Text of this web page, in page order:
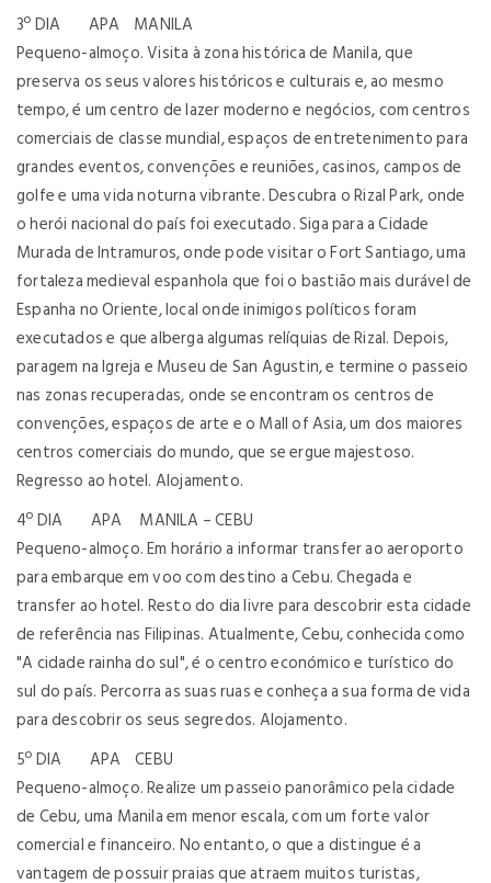
3º DIA APA MANILA
Pequeno-almoço. Visita à zona histórica de Manila, que
preserva os seus valores históricos e culturais e, ao mesmo
tempo, é um centro de lazer moderno e negócios, com centros
comerciais de classe mundial, espaços de entretenimento para
grandes eventos, convenções e reuniões, casinos, campos de
golfe e uma vida noturna vibrante. Descubra o Rizal Park, onde
o herói nacional do país foi executado. Siga para a Cidade
Murada de Intramuros, onde pode visitar o Fort Santiago, uma
fortaleza medieval espanhola que foi o bastião mais durável de
Espanha no Oriente, local onde inimigos políticos foram
executados e que alberga algumas relíquias de Rizal. Depois,
paragem na Igreja e Museu de San Agustin, e termine o passeio
nas zonas recuperadas, onde se encontram os centros de
convenções, espaços de arte e o Mall of Asia, um dos maiores
centros comerciais do mundo, que se ergue majestoso.
Regresso ao hotel. Alojamento.
4º DIA APA MANILA – CEBU
Pequeno-almoço. Em horário a informar transfer ao aeroporto
para embarque em voo com destino a Cebu. Chegada e
transfer ao hotel. Resto do dia livre para descobrir esta cidade
de referência nas Filipinas. Atualmente, Cebu, conhecida como
"A cidade rainha do sul", é o centro económico e turístico do
sul do país. Percorra as suas ruas e conheça a sua forma de vida
para descobrir os seus segredos. Alojamento.
5º DIA APA CEBU
Pequeno-almoço. Realize um passeio panorâmico pela cidade
de Cebu, uma Manila em menor escala, com um forte valor
comercial e financeiro. No entanto, o que a distingue é a
vantagem de possuir praias que atraem muitos turistas,